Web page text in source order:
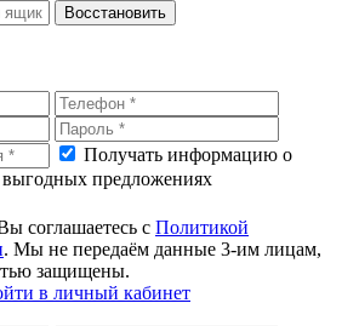
Восстановить
Получать информацию о
предложениях
соглашаетесь с Политикой
. Мы не передаём данные 3-им лицам,
защищены.
в личный кабинет